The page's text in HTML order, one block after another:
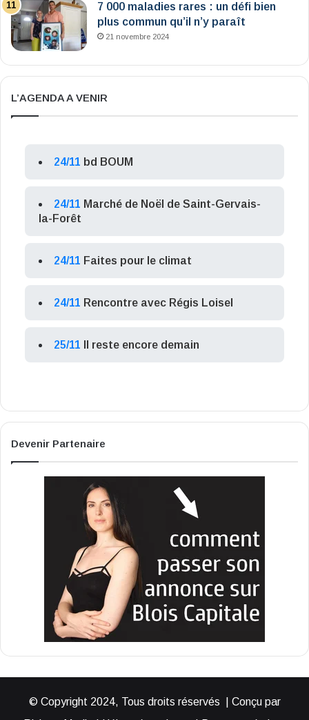
7 000 maladies rares : un défi bien
plus commun qu’il n’y paraît
21 novembre 2024
L’AGENDA A VENIR
24/11 bd BOUM
24/11 Marché de Noël de Saint-Gervais-
la-Forêt
24/11 Faites pour le climat
24/11 Rencontre avec Régis Loisel
25/11 Il reste encore demain
Devenir Partenaire
© Copyright 2024, Tous droits réservés | Conçu par